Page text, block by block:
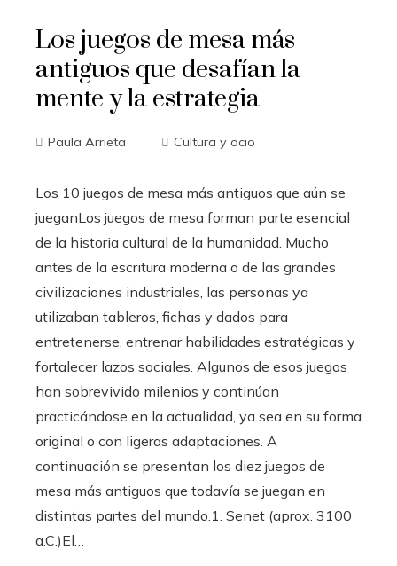
Los juegos de mesa más
antiguos que desafían la
mente y la estrategia
Paula Arrieta Cultura y ocio
Los 10 juegos de mesa más antiguos que aún se
jueganLos juegos de mesa forman parte esencial
de la historia cultural de la humanidad. Mucho
antes de la escritura moderna o de las grandes
civilizaciones industriales, las personas ya
utilizaban tableros, fichas y dados para
entretenerse, entrenar habilidades estratégicas y
fortalecer lazos sociales. Algunos de esos juegos
han sobrevivido milenios y continúan
practicándose en la actualidad, ya sea en su forma
original o con ligeras adaptaciones. A
continuación se presentan los diez juegos de
mesa más antiguos que todavía se juegan en
distintas partes del mundo.1. Senet (aprox. 3100
a.C.)El…